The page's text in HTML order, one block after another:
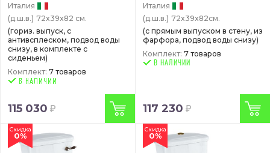
Италия
(д.ш.в.) 72x39x82 см.
(гориз. выпуск, с
антивсплеском, подвод воды
снизу, в комплекте с
сиденьем)
Комплект: 7 товаров
115 030
Италия
(д.ш.в.) 72x39x82см.
(с прямым выпуском в стену, из
фарфора, подвод воды снизу)
Комплект: 7 товаров
В НАЛИЧИИ
117 230
Скидка
0%
Скидка
0%